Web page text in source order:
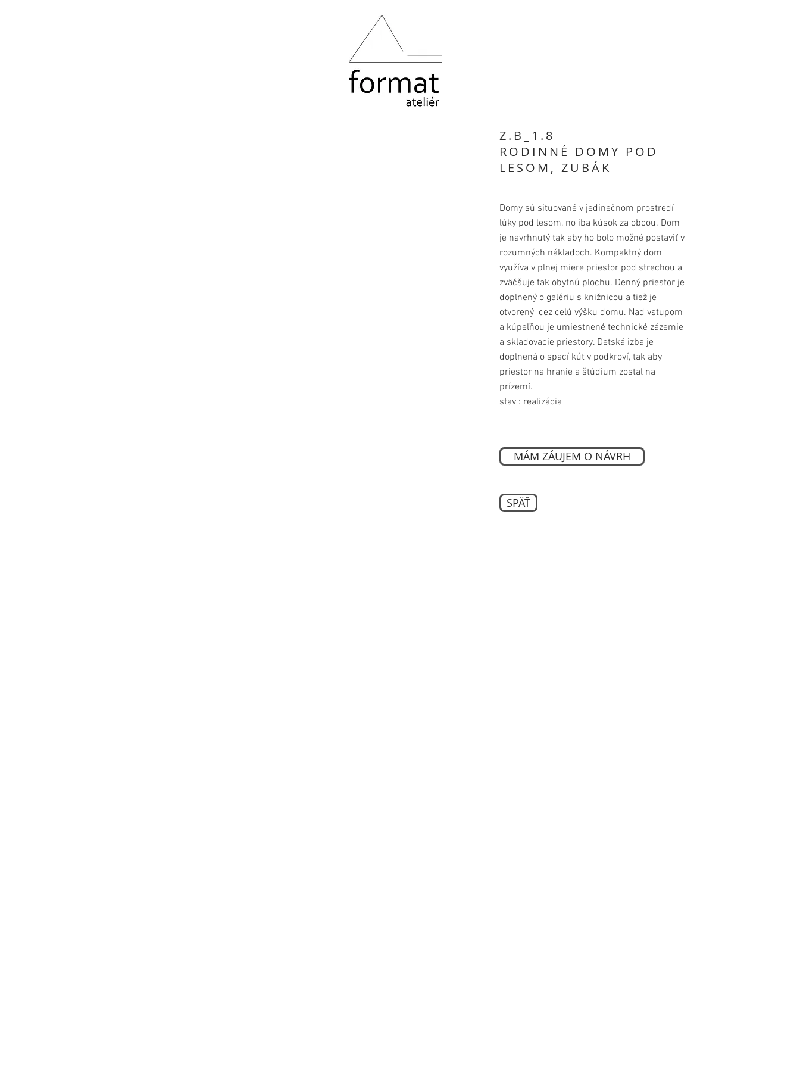
Z.B_1.8
RODINNÉ DOMY POD
LESOM, ZUBÁK
Domy sú situované v jedinečnom prostredí
lúky pod lesom, no iba kúsok za obcou. Dom
je navrhnutý tak aby ho bolo možné postaviť v
rozumných nákladoch. Kompaktný dom
využíva v plnej miere priestor pod strechou a
zväčšuje tak obytnú plochu. Denný priestor je
doplnený o galériu s knižnicou a tiež je
otvorený cez celú výšku domu. Nad vstupom
a kúpeľňou je umiestnené technické zázemie
a skladovacie priestory. Detská izba je
doplnená o spací kút v podkroví, tak aby
priestor na hranie a štúdium zostal na
prízemí.
stav : realizácia
MÁM ZÁUJEM O NÁVRH
SPÄŤ